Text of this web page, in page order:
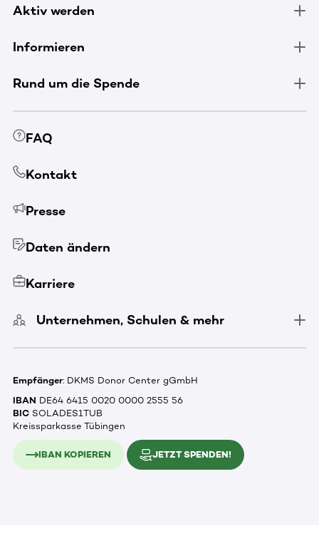
Aktiv werden
Informieren
Rund um die Spende
FAQ
Kontakt
Presse
Daten ändern
Karriere
Unternehmen, Schulen & mehr
Empfänger: DKMS Donor Center gGmbH
IBAN DE64 6415 0020 0000 2555 56
BIC SOLADES1TUB
Kreissparkasse Tübingen
IBAN KOPIEREN JETZT SPENDEN!